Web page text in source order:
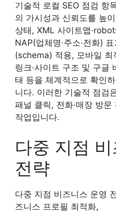
기술적 로컬 SEO 점검 항
의 가시성과 신뢰도를 높
상태, XML 사이트맵
NAP(업체명·주소·전화)
(schema) 적용, 모바일 최
링크·사이트 구조 및 구글
태 등을 체계적으로 확인
니다. 이러한 기술적 점검
패널 클릭, 전화·매장 방
작업입니다.
다중 지점
전략
다중 지점 비즈니스 운영
즈니스 프로필 최적화,